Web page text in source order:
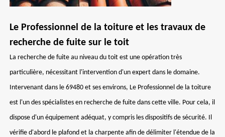
Le Professionnel de la toiture et les travaux de
recherche de fuite sur le toit
La recherche de fuite au niveau du toit est une opération très
particulière, nécessitant l'intervention d'un expert dans le domaine.
Intervenant dans le 69480 et ses environs, Le Professionnel de la toiture
est l'un des spécialistes en recherche de fuite dans cette ville. Pour cela, il
dispose d'un équipement adéquat, y compris les dispositifs de sécurité. Il
vérifie d'abord le plafond et la charpente afin de délimiter l'étendue de la